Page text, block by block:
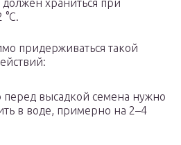
храниться при
придерживаться такой
перед высадкой семена нужно
в воде, примерно на 2–4